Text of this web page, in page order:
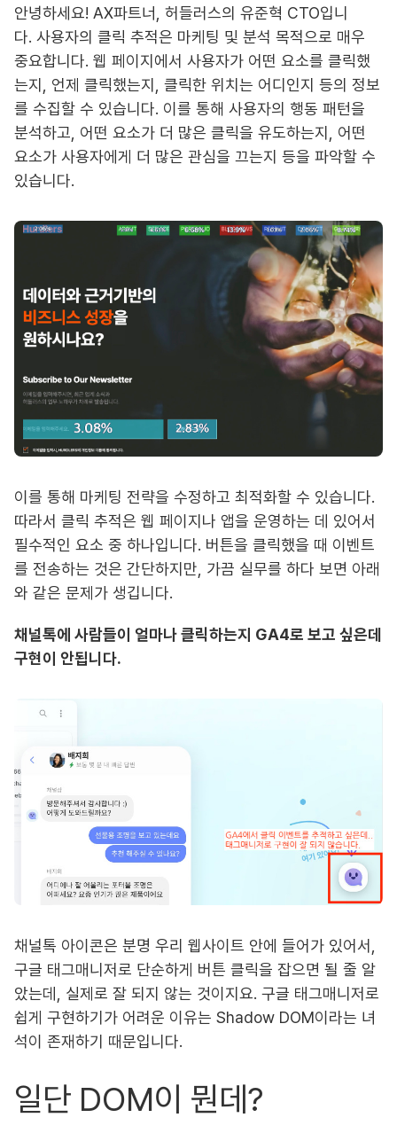
안녕하세요! AX파트너, 허들러스의 유준혁 CTO입니
다. 사용자의 클릭 추적은 마케팅 및 분석 목적으로 매우
중요합니다. 웹 페이지에서 사용자가 어떤 요소를 클릭했
는지, 언제 클릭했는지, 클릭한 위치는 어디인지 등의 정보
를 수집할 수 있습니다. 이를 통해 사용자의 행동 패턴을
분석하고, 어떤 요소가 더 많은 클릭을 유도하는지, 어떤
요소가 사용자에게 더 많은 관심을 끄는지 등을 파악할 수
있습니다.
이를 통해 마케팅 전략을 수정하고 최적화할 수 있습니다.
따라서 클릭 추적은 웹 페이지나 앱을 운영하는 데 있어서
필수적인 요소 중 하나입니다. 버튼을 클릭했을 때 이벤트
를 전송하는 것은 간단하지만, 가끔 실무를 하다 보면 아래
와 같은 문제가 생깁니다.
채널톡에 사람들이 얼마나 클릭하는지 GA4로 보고 싶은데
구현이 안됩니다.
채널톡 아이콘은 분명 우리 웹사이트 안에 들어가 있어서,
구글 태그매니저로 단순하게 버튼 클릭을 잡으면 될 줄 알
았는데, 실제로 잘 되지 않는 것이지요. 구글 태그매니저로
쉽게 구현하기가 어려운 이유는 Shadow DOM이라는 녀
석이 존재하기 때문입니다.
일단 DOM이 뭔데?